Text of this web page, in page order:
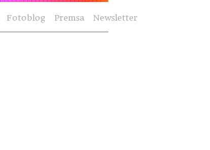
Fotoblog Premsa Newsletter